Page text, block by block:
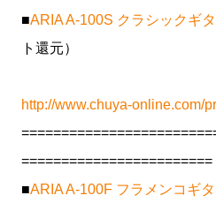
■ARIA A-100S クラシックギ
ト還元）
http://www.chuya-online.com/
========================
■ARIA A-100F フラメンコギ